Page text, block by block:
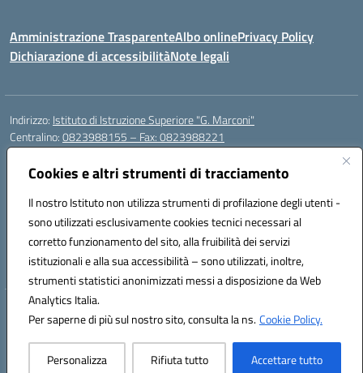
Cookies e altri strumenti di tracciamento
Il nostro Istituto non utilizza strumenti di profilazione degli utenti -
sono utilizzati esclusivamente cookies tecnici necessari al
corretto funzionamento del sito, alla fruibilità dei servizi
istituzionali e alla sua accessibilità – sono utilizzati, inoltre,
strumenti statistici anonimizzati messi a disposizione da Web
Analytics Italia.
Per saperne di più sul nostro sito, consulta la ns.Cookie Policy.
Personalizza Rifiuta tutto Accettare tutto
Amministrazione TrasparenteAlbo onlinePrivacy Policy
Dichiarazione di accessibilitàNote legali
Indirizzo: Istituto di Istruzione Superiore "G. Marconi"
Centralino:0823988155 – Fax: 0823988221
Email:
Posta elettronica certificata (PEC):ceis006006@pec.istruzione.it
Codice fiscale: 80004450617
Codice meccanografico:CEIS006006
Codice Indice delle Pubbliche Amministrazioni (IPA): istsc_ceis006006
Codice unico di fatturazione (CUF): UF8BPW
Hosting & Powered by 3D Solution S.r.l.
Concept & Design by Designers Italia